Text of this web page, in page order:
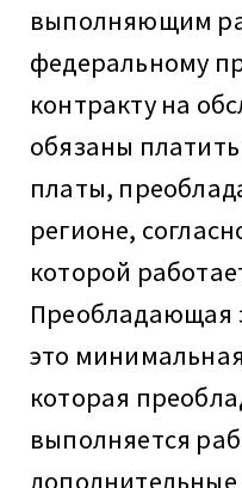
выполняющим
федеральному
контракту на
обязаны
платы,
регионе,
которой
Преобладающая
это
которая
выполняется
дополнительные